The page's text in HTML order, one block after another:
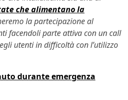
che alimentano la
la partecipazione al
facendoli parte attiva con un call
utenti in difficoltà con l’utilizzo
durante emergenza